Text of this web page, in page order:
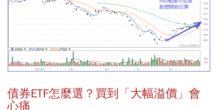
債券ETF怎麼選？買到「大幅溢價」會
心痛